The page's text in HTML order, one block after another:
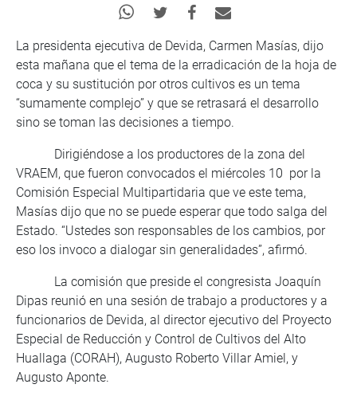
La presidenta ejecutiva de Devida, Carmen Masías, dijo
esta mañana que el tema de la erradicación de la hoja de
coca y su sustitución por otros cultivos es un tema
“sumamente complejo” y que se retrasará el desarrollo
sino se toman las decisiones a tiempo.
Dirigiéndose a los productores de la zona del
VRAEM, que fueron convocados el miércoles 10 por la
Comisión Especial Multipartidaria que ve este tema,
Masías dijo que no se puede esperar que todo salga del
Estado. “Ustedes son responsables de los cambios, por
eso los invoco a dialogar sin generalidades”, afirmó.
La comisión que preside el congresista Joaquín
Dipas reunió en una sesión de trabajo a productores y a
funcionarios de Devida, al director ejecutivo del Proyecto
Especial de Reducción y Control de Cultivos del Alto
Huallaga (CORAH), Augusto Roberto Villar Amiel, y
Augusto Aponte.